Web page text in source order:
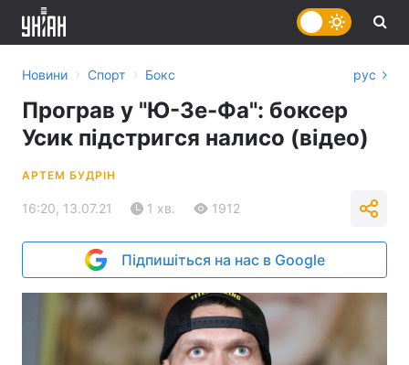
Новини › Спорт › Бокс рус
Програв у "Ю-Зе-Фа": боксер
Усик підстригся налисо (відео)
АРТЕМ БУДРІН
16:20, 13.07.21 1 хв. 1912
Підпишіться на нас в Google